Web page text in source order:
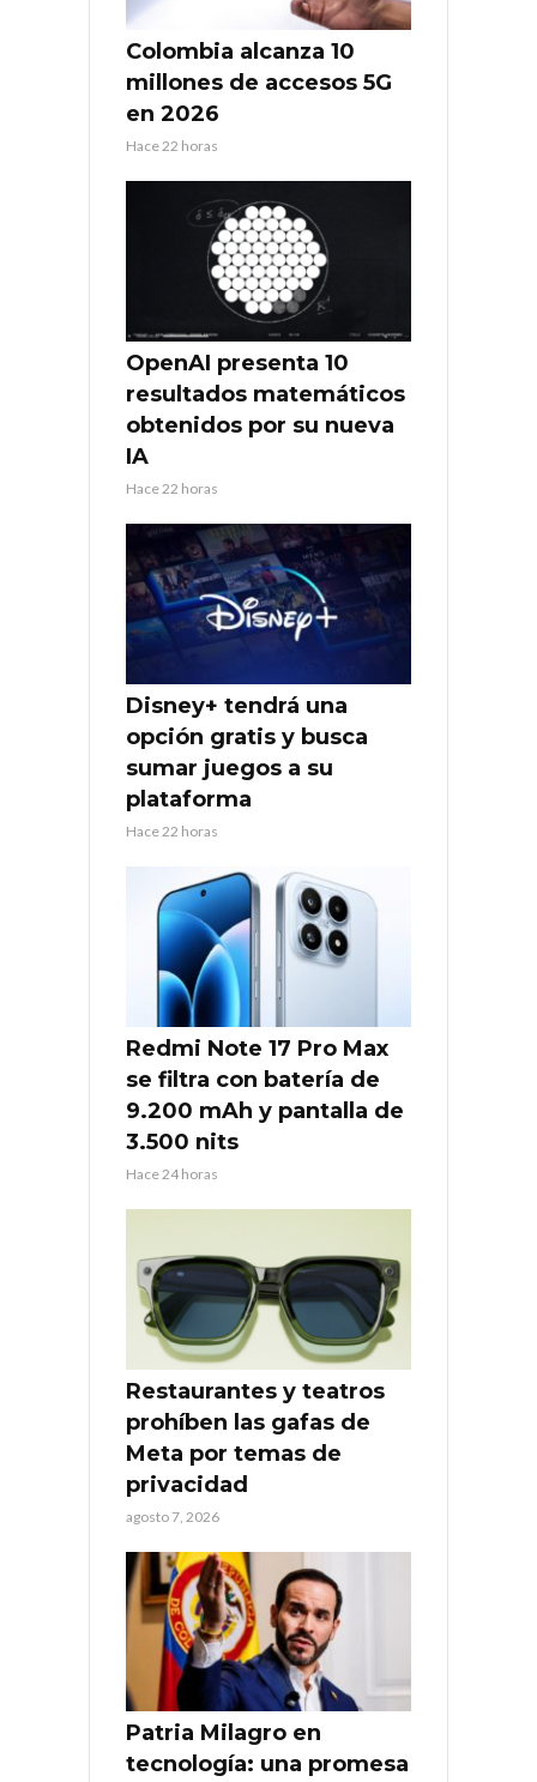
Colombia alcanza 10
millones de accesos 5G
en 2026
Hace 22 horas
OpenAI presenta 10
resultados matemáticos
obtenidos por su nueva
IA
Hace 22 horas
Disney+ tendrá una
opción gratis y busca
sumar juegos a su
plataforma
Hace 22 horas
Redmi Note 17 Pro Max
se filtra con batería de
9.200 mAh y pantalla de
3.500 nits
Hace 24 horas
Restaurantes y teatros
prohíben las gafas de
Meta por temas de
privacidad
agosto 7, 2026
Patria Milagro en
tecnología: una promesa